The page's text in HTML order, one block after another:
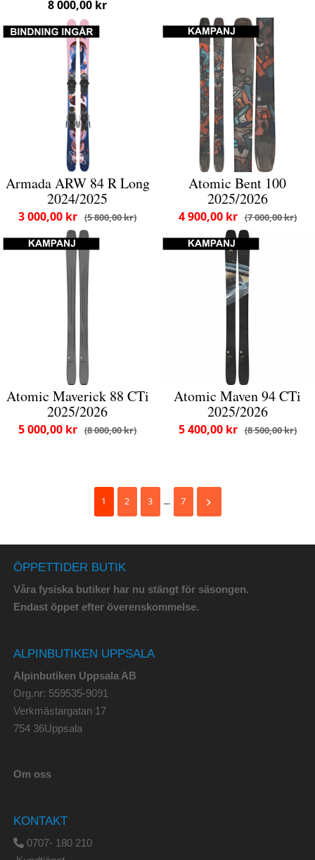
8 000,00 kr
Armada ARW 84 R Long
2024/2025
5 800,00 kr
3 000,00 kr
Atomic Bent 100
2025/2026
7 000,00 kr
4 900,00 kr
Atomic Maverick 88 CTi
2025/2026
8 000,00 kr
5 000,00 kr
Atomic Maven 94 CTi
2025/2026
8 500,00 kr
5 400,00 kr
1 2 3 ... 7
ÖPPETTIDER BUTIK
Våra fysiska butiker har nu stängt för säsongen.
Endast öppet efter överenskommelse.
ALPINBUTIKEN UPPSALA
Alpinbutiken Uppsala AB
Org.nr: 559535-9091
Verkmästargatan 17
754 36Uppsala
Om oss
KONTAKT
0707- 180 210